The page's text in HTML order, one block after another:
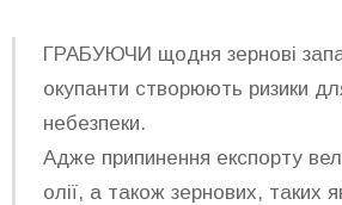
ГРАБУЮЧИ щодня зернові
окупанти створюють ризики
небезпеки.
Адже припинення експорту
олії, а також зернових, таких